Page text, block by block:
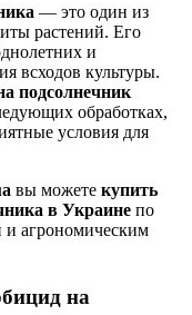
— это один из
растений. Его
и
всходов культуры.
подсолнечник
обработках,
условия для
вы можете купить
в Украине по
и агрономическим
на